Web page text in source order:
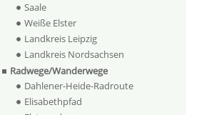
Saale
Weiße Elster
Landkreis Leipzig
Landkreis Nordsachsen
Radwege/Wanderwege
Dahlener-Heide-Radroute
Elisabethpfad